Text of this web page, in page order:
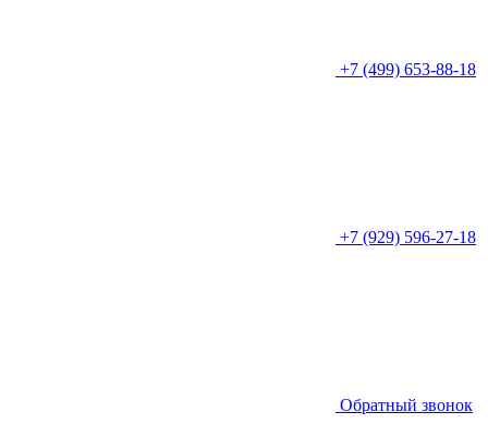
+7 (499) 653-88-18
+7 (929) 596-27-18
Обратный звонок